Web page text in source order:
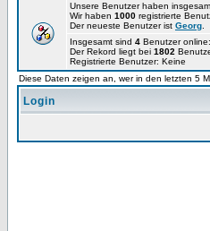
Unsere Benutzer haben
Wir haben 1000 registrierte
Der neueste Benutzer ist Georg
Insgesamt sind 4 Benutzer
Der Rekord liegt bei 1802
Registrierte Benutzer: Keine
Diese Daten zeigen an, wer in den letzten 5
Login